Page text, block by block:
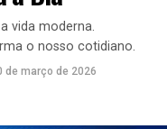
vida moderna.
o nosso cotidiano.
de março de 2026